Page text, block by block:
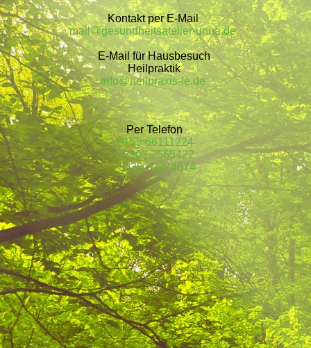
Kontakt per E-Mail
mail@gesundheitsatelier-unna.de
E-Mail für Hausbesuch
Heilpraktik
info@heilpraxis-fe.de
Per Telefon
0155 66111224
02303 2565422
02307 2874674